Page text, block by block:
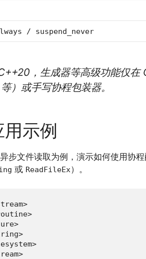
/ suspend_never
，生成器等高级功能仅
）或手写协程包装器。
示例
步文件读取为例，演示如何使用协程
或 ReadFileEx）。